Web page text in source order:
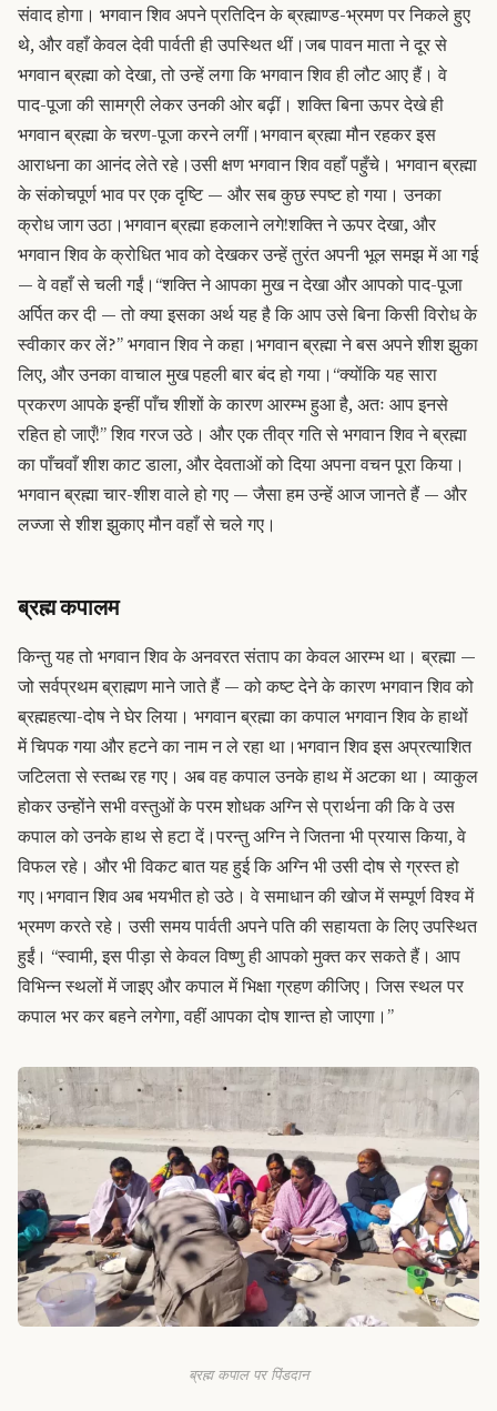
संवाद होगा। भगवान शिव अपने प्रतिदिन के ब्रह्माण्ड-भ्रमण पर निकले हुए
थे, और वहाँ केवल देवी पार्वती ही उपस्थित थीं।जब पावन माता ने दूर से
भगवान ब्रह्मा को देखा, तो उन्हें लगा कि भगवान शिव ही लौट आए हैं। वे
पाद-पूजा की सामग्री लेकर उनकी ओर बढ़ीं। शक्ति बिना ऊपर देखे ही
भगवान ब्रह्मा के चरण-पूजा करने लगीं।भगवान ब्रह्मा मौन रहकर इस
आराधना का आनंद लेते रहे।उसी क्षण भगवान शिव वहाँ पहुँचे। भगवान ब्रह्मा
के संकोचपूर्ण भाव पर एक दृष्टि — और सब कुछ स्पष्ट हो गया। उनका
क्रोध जाग उठा।भगवान ब्रह्मा हकलाने लगे!शक्ति ने ऊपर देखा, और
भगवान शिव के क्रोधित भाव को देखकर उन्हें तुरंत अपनी भूल समझ में आ गई
— वे वहाँ से चली गईं। “शक्ति ने आपका मुख न देखा और आपको पाद-पूजा
अर्पित कर दी — तो क्या इसका अर्थ यह है कि आप उसे बिना किसी विरोध के
स्वीकार कर लें?” भगवान शिव ने कहा।भगवान ब्रह्मा ने बस अपने शीश झुका
लिए, और उनका वाचाल मुख पहली बार बंद हो गया। “क्योंकि यह सारा
प्रकरण आपके इन्हीं पाँच शीशों के कारण आरम्भ हुआ है, अतः आप इनसे
रहित हो जाएँ!” शिव गरज उठे। और एक तीव्र गति से भगवान शिव ने ब्रह्मा
का पाँचवाँ शीश काट डाला, और देवताओं को दिया अपना वचन पूरा किया।
भगवान ब्रह्मा चार-शीश वाले हो गए — जैसा हम उन्हें आज जानते हैं — और
लज्जा से शीश झुकाए मौन वहाँ से चले गए।
ब्रह्म कपालम
किन्तु यह तो भगवान शिव के अनवरत संताप का केवल आरम्भ था। ब्रह्मा —
जो सर्वप्रथम ब्राह्मण माने जाते हैं — को कष्ट देने के कारण भगवान शिव को
ब्रह्महत्या-दोष ने घेर लिया। भगवान ब्रह्मा का कपाल भगवान शिव के हाथों
में चिपक गया और हटने का नाम न ले रहा था।भगवान शिव इस अप्रत्याशित
जटिलता से स्तब्ध रह गए। अब वह कपाल उनके हाथ में अटका था। व्याकुल
होकर उन्होंने सभी वस्तुओं के परम शोधक अग्नि से प्रार्थना की कि वे उस
कपाल को उनके हाथ से हटा दें।परन्तु अग्नि ने जितना भी प्रयास किया, वे
विफल रहे। और भी विकट बात यह हुई कि अग्नि भी उसी दोष से ग्रस्त हो
गए।भगवान शिव अब भयभीत हो उठे। वे समाधान की खोज में सम्पूर्ण विश्व में
भ्रमण करते रहे। उसी समय पार्वती अपने पति की सहायता के लिए उपस्थित
हुईं। “स्वामी, इस पीड़ा से केवल विष्णु ही आपको मुक्त कर सकते हैं। आप
विभिन्न स्थलों में जाइए और कपाल में भिक्षा ग्रहण कीजिए। जिस स्थल पर
कपाल भर कर बहने लगेगा, वहीं आपका दोष शान्त हो जाएगा।”
ब्रह्म कपाल पर पिंडदान